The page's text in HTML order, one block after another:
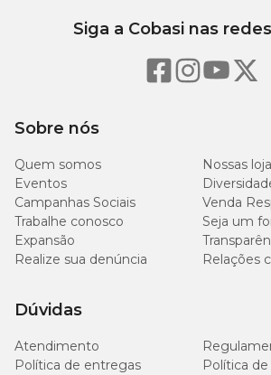
Sobre nós
Quem somos
Nossas
Eventos
Campanhas Sociais
Venda
Trabalhe conosco
Seja um
Expansão
Realize sua denúncia
Relações
Dúvidas
Atendimento
Política de entregas
Política
Siga a Cobasi nas